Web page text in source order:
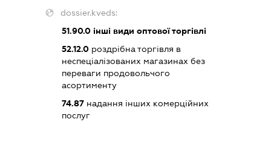
dossier.kveds:
51.90.0 інші види оптової торгівлі
52.12.0 роздрібна торгівля в
неспеціалізованих магазинах без
переваги продовольчого
асортименту
74.87 надання інших комерційних
послуг